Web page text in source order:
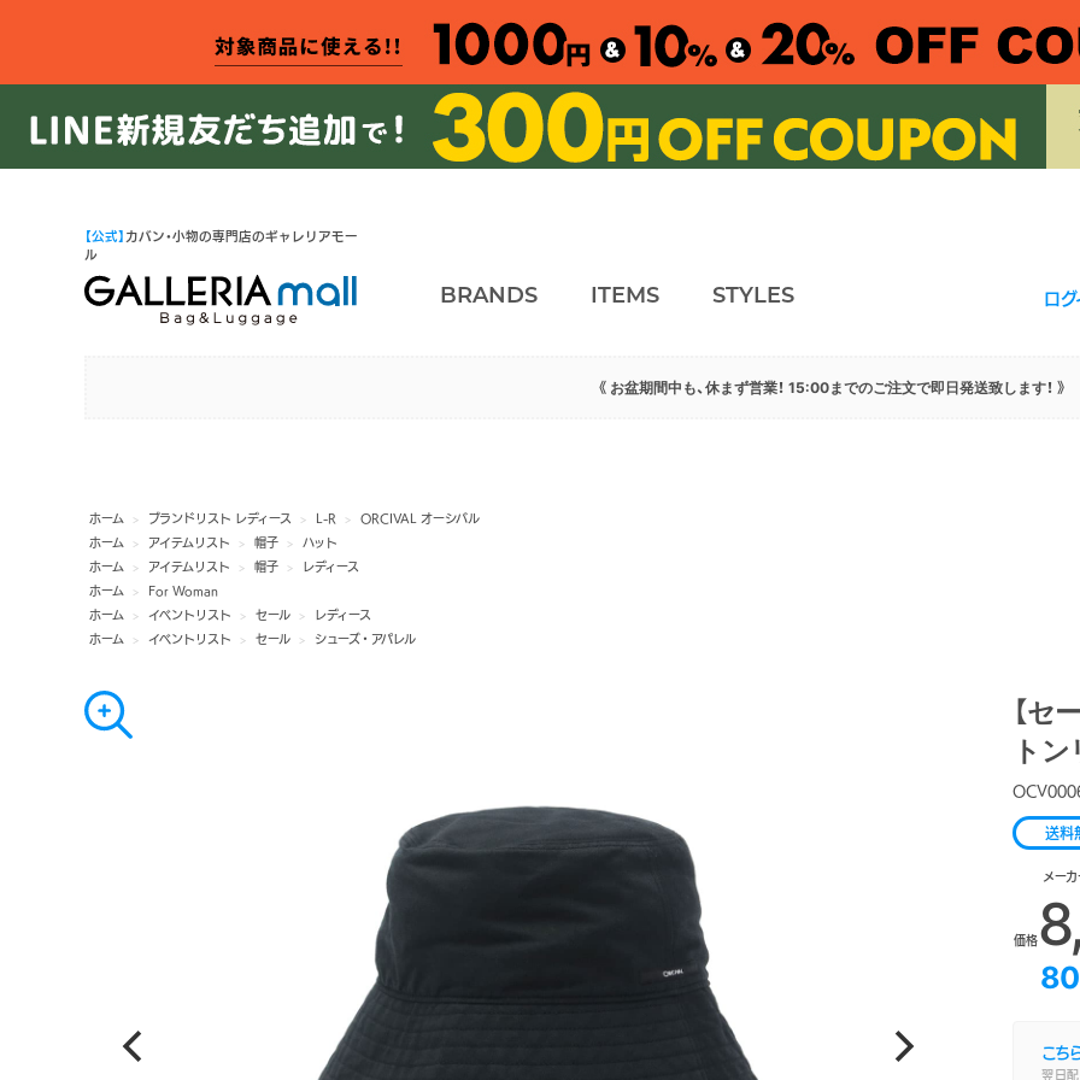
【公式】 カバン・小物の専門店のギャレリアモー
ル
BRANDS ITEMS STYLES ロ
《 お盆期間中も、休まず営業！ 15:00までのご注文で即日発送致します！ 》
ホーム > ブランドリスト レディース > L-R >
ORCIVAL オーシバル
ホーム
> アイテムリスト > 帽子 >
ハット
ホーム
> アイテムリスト > 帽子 >
レディース
ホーム
>
For Woman
ホーム
> イベントリスト > セール >
レディース
ホーム
> イベントリスト > セール > シューズ・アパレル
【セ
ト
送料
メー
価格
80
こち
翌日